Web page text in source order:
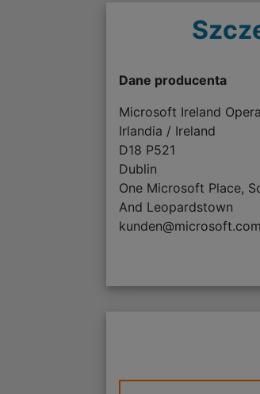
Dane producenta
Microsoft Ireland
Irlandia / Ireland
D18 P521
Dublin
One Microsoft Place,
And Leopardstown
kunden@microsoft.com